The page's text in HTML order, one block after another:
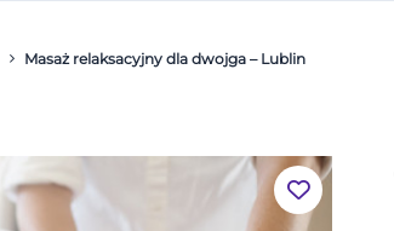
Masaż relaksacyjny dla dwojga – Lublin